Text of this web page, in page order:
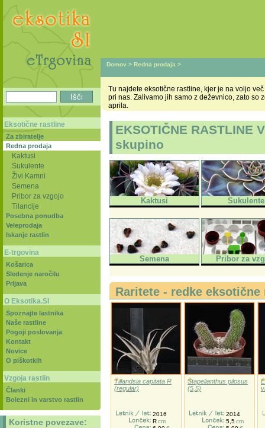
Domov > Redna prodaja >
Tu najdete eksotične rastline, kjer je na voljo
pri nas. Zalivamo jih samo z deževnico, zato so
aprila.
EKSOTIČNE RASTLINE
skupino
Kaktusi Sukulente
Semena Pribor za
Raritete - redke
Tillandsia capitata R
(regular)
2016
Rcm
Stapelianthus pilosus
(5,5)
2014
5,5cm
Eksotične rastline
Za zbiratelje
Redna prodaja
Kaktusi
Sukulente
Živi Kamni
Semena
Pribor za vzgojo
Tilancije
Posebna ponudba
Veleprodaja
Iskanje rastlin
E-trgovina
Košarica
Sledenje naročilu
Prijava
O Eksotika.SI
Spoznajte lastnika
Naše rastline
Pogoji poslovanja
Kontakt
Novice
O piškotkih
Vzgoja rastlin
Članki
Bolezni in varstvo rastlin
Koristne povezave: